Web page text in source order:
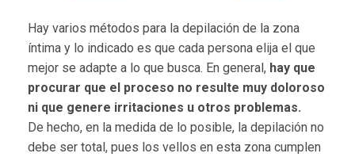
Hay varios métodos para la depilación de la zona
íntima y lo indicado es que cada persona elija el que
mejor se adapte a lo que busca. En general, hay que
procurar que el proceso no resulte muy doloroso
ni que genere irritaciones u otros problemas.
De hecho, en la medida de lo posible, la depilación no
debe ser total, pues los vellos en esta zona cumplen